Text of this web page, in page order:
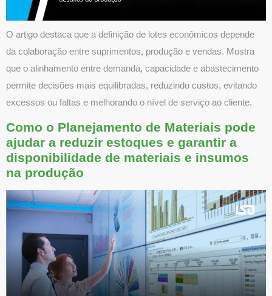
O artigo destaca que a definição de lotes econômicos depende
da colaboração entre suprimentos, produção e vendas. Mostra
que o alinhamento entre demanda, capacidade e abastecimento
permite decisões mais equilibradas, reduzindo custos, evitando
excessos ou faltas e melhorando o nível de serviço ao cliente.
Como o Planejamento de Materiais pode
ajudar a reduzir estoques e garantir a
disponibilidade de materiais e insumos
na produção